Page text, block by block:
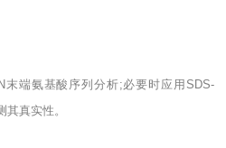
N末端氨基酸序列分析;必要时应用 SDS-
其真实性。